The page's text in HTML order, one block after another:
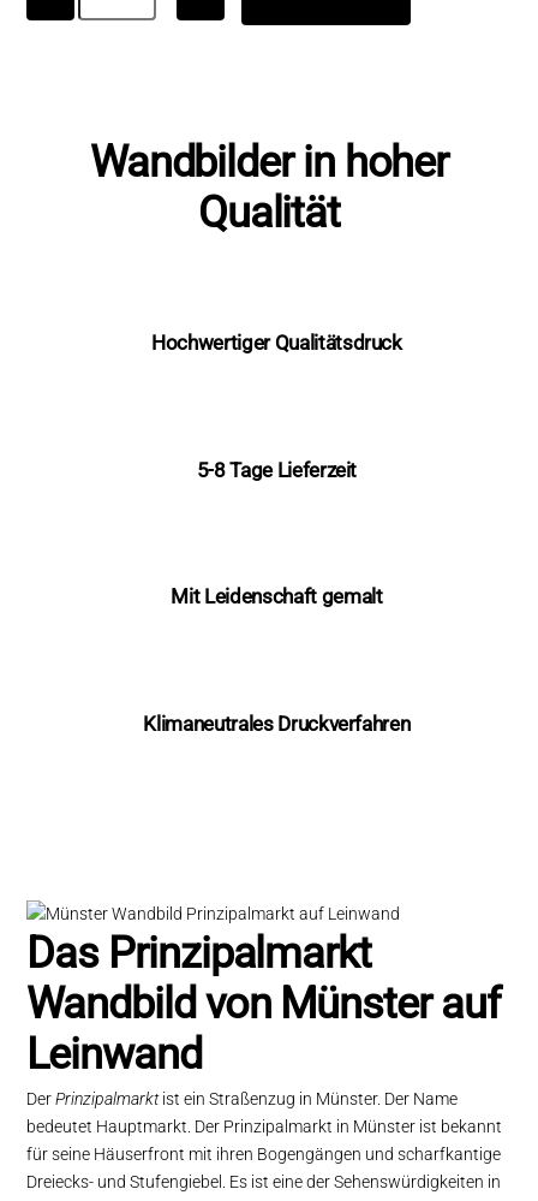
Prinzipalmarkt
Wandbilder in hoher
Qualität
Hochwertiger Qualitätsdruck
5-8 Tage Lieferzeit
Mit Leidenschaft gemalt
Klimaneutrales Druckverfahren
Das Prinzipalmarkt
Wandbild von Münster auf
Leinwand
DerPrinzipalmarktist ein Straßenzug in Münster. Der Name
bedeutet Hauptmarkt. Der Prinzipalmarkt in Münster ist bekannt
für seine Häuserfront mit ihren Bogengängen und scharfkantige
Dreiecks- und Stufengiebel. Es ist eine der Sehenswürdigkeiten in